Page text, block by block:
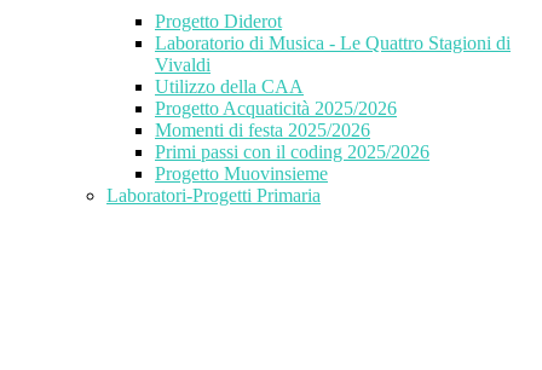
Progetto Diderot
Laboratorio di Musica - Le Quattro Stagioni di
Vivaldi
Utilizzo della CAA
Progetto Acquaticità 2025/2026
Momenti di festa 2025/2026
Primi passi con il coding 2025/2026
Progetto Muovinsieme
Laboratori-Progetti Primaria